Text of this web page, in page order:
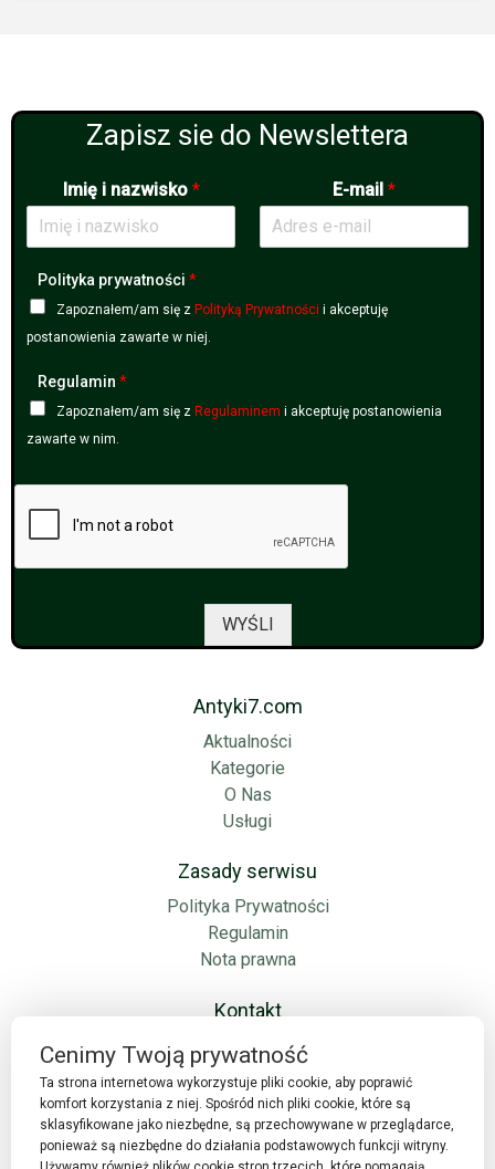
Zapisz sie do Newslettera
Imię i nazwisko * E-mail *
Polityka prywatności *
Zapoznałem/am się z Polityką Prywatności i akceptuję
postanowienia zawarte w niej.
Regulamin *
Zapoznałem/am się z Regulaminem i akceptuję postanowienia
zawarte w nim.
WYŚLI
Antyki7.com
Aktualności
Kategorie
O Nas
Usługi
Zasady serwisu
Polityka Prywatności
Regulamin
Nota prawna
Kontakt
Mariusz Krysiak. Antyki7
NIP: 7822960209
61-249 Poznań
ul. Unii Lubelskiej 6
info@antyki7.com
Cenimy Twoją prywatność
Ta strona internetowa wykorzystuje pliki cookie, aby poprawić
komfort korzystania z niej. Spośród nich pliki cookie, które są
sklasyfikowane jako niezbędne, są przechowywane w przeglądarce,
ponieważ są niezbędne do działania podstawowych funkcji witryny.